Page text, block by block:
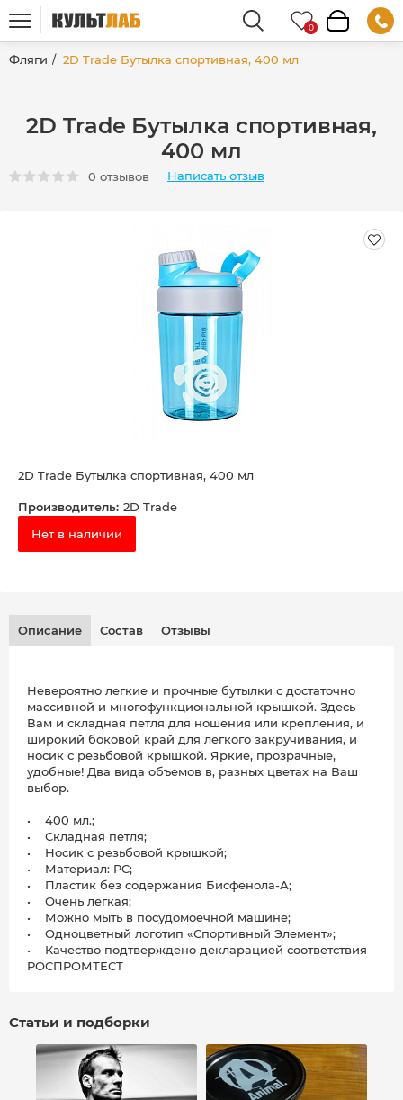
Фляги 2D Trade Бутылка спортивная, 400 мл
2D Trade Бутылка спортивная,
400 мл
0 отзывов Написать отзыв
2D Trade Бутылка спортивная, 400 мл
Производитель: 2D Trade
Нет в наличии
Описание Состав Отзывы
Невероятно легкие и прочные бутылки с достаточно
массивной и многофункциональной крышкой. Здесь
Вам и складная петля для ношения или крепления, и
широкий боковой край для легкого закручивания, и
носик с резьбовой крышкой. Яркие, прозрачные,
удобные! Два вида объемов в, разных цветах на Ваш
выбор.
• 400 мл.;
• Складная петля;
• Носик с резьбовой крышкой;
• Материал: PC;
• Пластик без содержания Бисфенола-А;
• Очень легкая;
• Можно мыть в посудомоечной машине;
• Одноцветный логотип «Спортивный Элемент»;
• Качество подтверждено декларацией соответствия
РОСПРОМТЕСТ
Статьи и подборки